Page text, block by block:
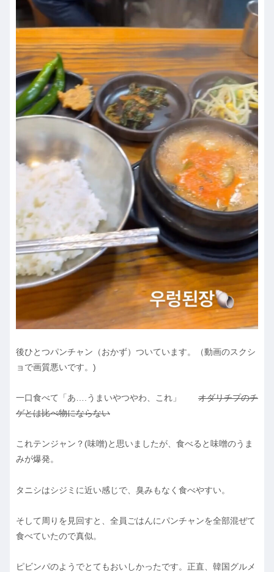
後ひとつパンチャン（おかず）ついています。（動画のスクシ
ョで画質悪いです。)
一口食べて「あ….うまいやつやわ、これ」 オダリチプのチ
ゲとは比べ物にならない
これテンジャン？(味噌)と思いましたが、食べると味噌のうま
みが爆発。
タニシはシジミに近い感じで、臭みもなく食べやすい。
そして周りを見回すと、全員ごはんにパンチャンを全部混ぜて
食べていたので真似。
ピビンパのようでとてもおいしかったです。正直、韓国グルメ